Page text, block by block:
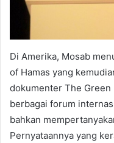
Di Amerika, Mosab
of Hamas yang
dokumenter The Green
berbagai forum
bahkan
Pernyataannya yang